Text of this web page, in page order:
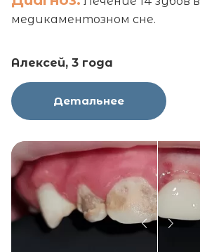
медикаментозном сне.
Алексей, 3 года
Детальнее